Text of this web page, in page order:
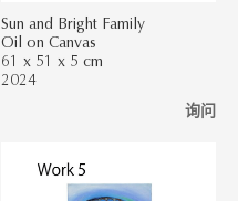
Sun and Bright Family
Oil on Canvas
61 x 51 x 5 cm
2024
询问